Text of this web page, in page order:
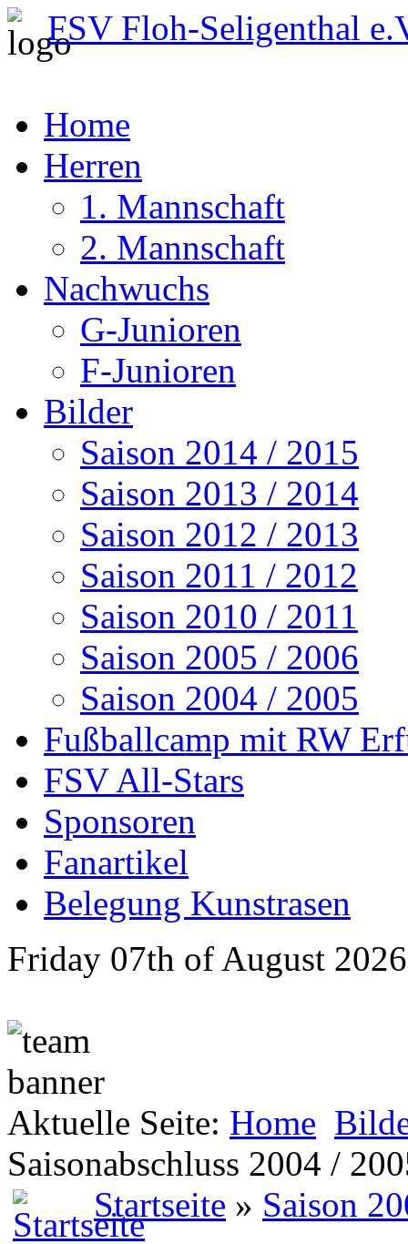
FSV Floh-Seligenthal
Home
Herren
1. Mannschaft
2. Mannschaft
Nachwuchs
G-Junioren
F-Junioren
Bilder
Saison 2014 / 2015
Saison 2013 / 2014
Saison 2012 / 2013
Saison 2011 / 2012
Saison 2010 / 2011
Saison 2005 / 2006
Saison 2004 / 2005
Fußballcamp mit RW
FSV All-Stars
Sponsoren
Fanartikel
Belegung Kunstrasen
Friday 07th of August 2026
Aktuelle Seite: Home
Saisonabschluss 2004 /
Startseite » Saison